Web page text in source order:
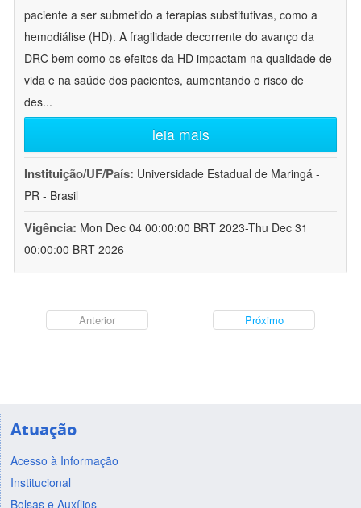
paciente a ser submetido a terapias substitutivas, como a
hemodiálise (HD). A fragilidade decorrente do avanço da
DRC bem como os efeitos da HD impactam na qualidade de
vida e na saúde dos pacientes, aumentando o risco de
des...
leia mais
Instituição/UF/País: Universidade Estadual de Maringá -
PR - Brasil
Vigência: Mon Dec 04 00:00:00 BRT 2023-Thu Dec 31
00:00:00 BRT 2026
Anterior Próximo
Atuação
Acesso à Informação
Institucional
Bolsas e Auxílios